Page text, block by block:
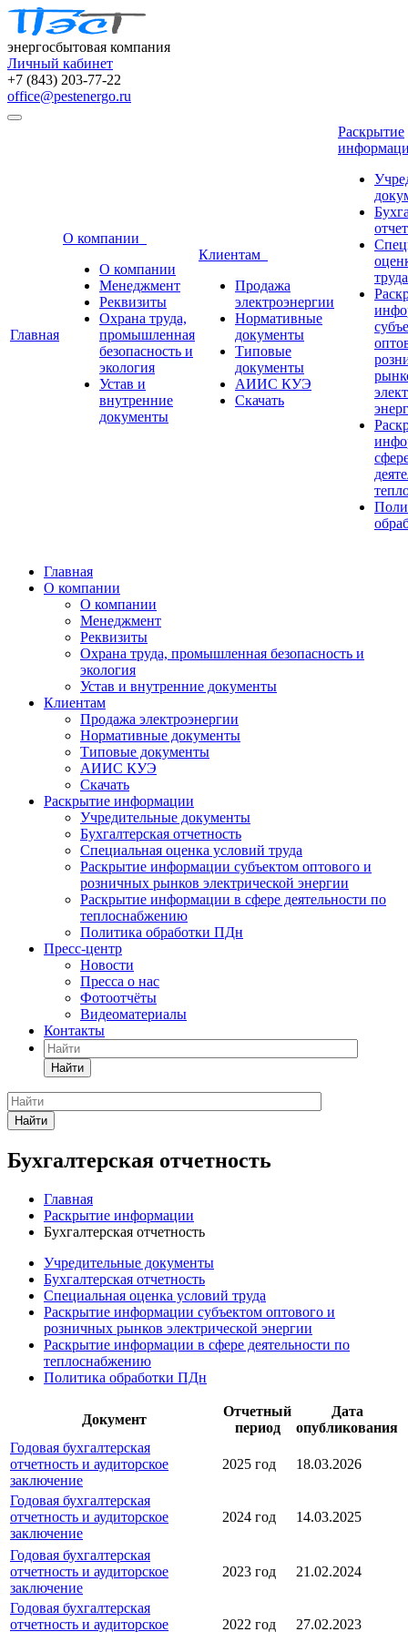
энергосбытовая компания
Личный кабинет
+7 (843) 203-77-22
office@pestenergo.ru
Главная
О компании
О компании
Менеджмент
Реквизиты
Охрана труда,
промышленная
безопасность и
экология
Устав и
внутренние
документы
Клиентам
Продажа
электроэнергии
Нормативные
документы
Типовые
документы
АИИС КУЭ
Скачать
Раскрытие
труда
Главная
О компании
О компании
Менеджмент
Реквизиты
Охрана труда, промышленная безопасность и
экология
Устав и внутренние документы
Клиентам
Продажа электроэнергии
Нормативные документы
Типовые документы
АИИС КУЭ
Скачать
Раскрытие информации
Учредительные документы
Бухгалтерская отчетность
Специальная оценка условий труда
Раскрытие информации субъектом оптового и
розничных рынков электрической энергии
Раскрытие информации в сфере деятельности по
теплоснабжению
Политика обработки ПДн
Пресс-центр
Новости
Пресса о нас
Фотоотчёты
Видеоматериалы
Контакты
Найти
Найти
Бухгалтерская отчетность
Главная
Раскрытие информации
Бухгалтерская отчетность
Учредительные документы
Бухгалтерская отчетность
Специальная оценка условий труда
Раскрытие информации субъектом оптового и
розничных рынков электрической энергии
Раскрытие информации в сфере деятельности по
теплоснабжению
Политика обработки ПДн
Документ
Отчетный
период
Дата
опубликования
Годовая бухгалтерская
отчетность и аудиторское
заключение
2025 год 18.03.2026
Годовая бухгалтерская
отчетность и аудиторское
заключение
2024 год 14.03.2025
Годовая бухгалтерская
отчетность и аудиторское
заключение
2023 год 21.02.2024
Годовая бухгалтерская
отчетность и аудиторское
2022 год 27.02.2023